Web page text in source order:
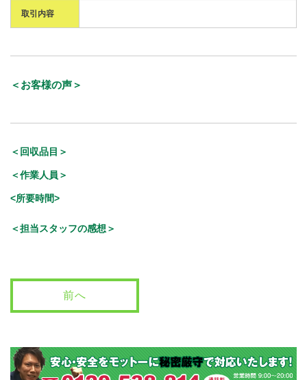
取引内容
＜お客様の声＞
＜回収品目＞
＜作業人員＞
<所要時間>
＜担当スタッフの感想＞
前へ